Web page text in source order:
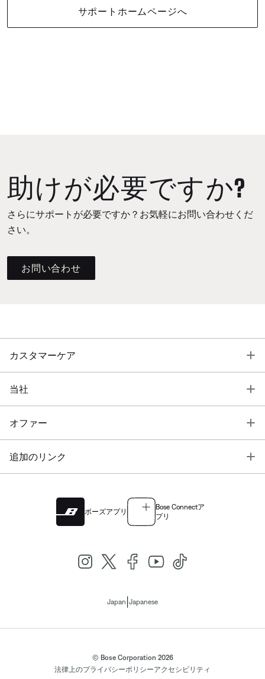
サポートホームページへ
助けが必要ですか?
さらにサポートが必要ですか？お気軽にお問い合わせくだ
さい。
お問い合わせ
カスタマーケア
当社
オファー
追加のリンク
ボーズアプリ
Bose Connectア
プリ
Japan Japanese
© Bose Corporation 2026
法律上のプライバシーポリシーアクセシビリティ